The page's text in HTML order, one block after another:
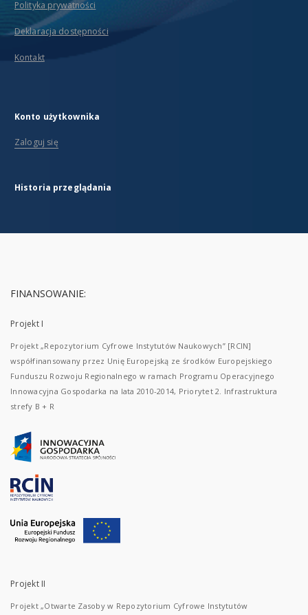
Polityka prywatności
Deklaracja dostępności
Kontakt
Konto użytkownika
Zaloguj się
Historia przeglądania
FINANSOWANIE:
Projekt I
Projekt „Repozytorium Cyfrowe Instytutów Naukowych” [RCIN]
współfinansowany przez Unię Europejską ze środków Europejskiego
Funduszu Rozwoju Regionalnego w ramach Programu Operacyjnego
Innowacyjna Gospodarka na lata 2010-2014, Priorytet 2. Infrastruktura
strefy B + R
Projekt II
Projekt „Otwarte Zasoby w Repozytorium Cyfrowe Instytutów